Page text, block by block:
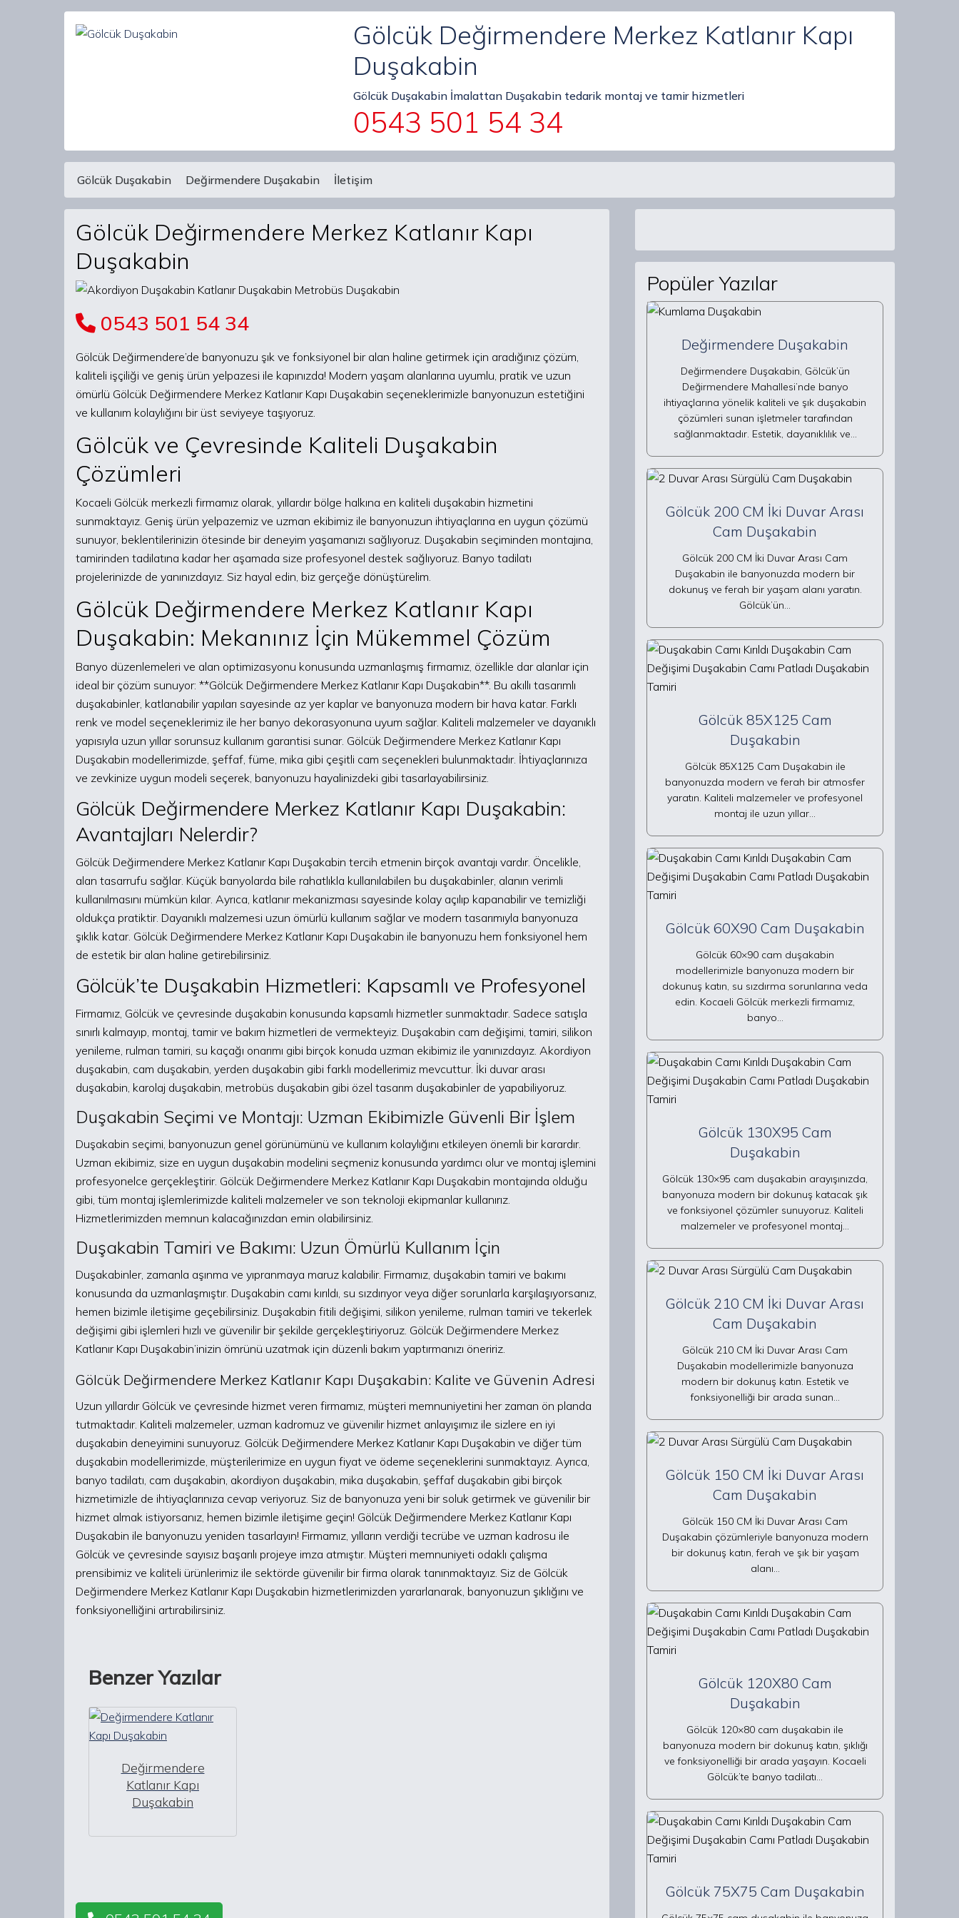
Gölcük Değirmendere Merkez Katlanır Kapı
Duşakabin
Gölcük Duşakabin İmalattan Duşakabin tedarik montaj ve tamir hizmetleri
0543 501 54 34
Main Navigation
Gölcük Duşakabin Değirmendere Duşakabin İletişim
Gölcük Değirmendere Merkez Katlanır Kapı
Duşakabin
0543 501 54 34
Gölcük Değirmendere’de banyonuzu şık ve fonksiyonel bir alan haline getirmek için aradığınız çözüm,
kaliteli işçiliği ve geniş ürün yelpazesi ile kapınızda! Modern yaşam alanlarına uyumlu, pratik ve uzun
ömürlü Gölcük Değirmendere Merkez Katlanır Kapı Duşakabin seçeneklerimizle banyonuzun estetiğini
ve kullanım kolaylığını bir üst seviyeye taşıyoruz.
Gölcük ve Çevresinde Kaliteli Duşakabin
Çözümleri
Kocaeli Gölcük merkezli firmamız olarak, yıllardır bölge halkına en kaliteli duşakabin hizmetini
sunmaktayız. Geniş ürün yelpazemiz ve uzman ekibimiz ile banyonuzun ihtiyaçlarına en uygun çözümü
sunuyor, beklentilerinizin ötesinde bir deneyim yaşamanızı sağlıyoruz. Duşakabin seçiminden montajına,
tamirinden tadilatına kadar her aşamada size profesyonel destek sağlıyoruz. Banyo tadilatı
projelerinizde de yanınızdayız. Siz hayal edin, biz gerçeğe dönüştürelim.
Gölcük Değirmendere Merkez Katlanır Kapı
Duşakabin: Mekanınız İçin Mükemmel Çözüm
Banyo düzenlemeleri ve alan optimizasyonu konusunda uzmanlaşmış firmamız, özellikle dar alanlar için
ideal bir çözüm sunuyor: **Gölcük Değirmendere Merkez Katlanır Kapı Duşakabin**. Bu akıllı tasarımlı
duşakabinler, katlanabilir yapıları sayesinde az yer kaplar ve banyonuza modern bir hava katar. Farklı
renk ve model seçeneklerimiz ile her banyo dekorasyonuna uyum sağlar. Kaliteli malzemeler ve dayanıklı
yapısıyla uzun yıllar sorunsuz kullanım garantisi sunar. Gölcük Değirmendere Merkez Katlanır Kapı
Duşakabin modellerimizde, şeffaf, füme, mika gibi çeşitli cam seçenekleri bulunmaktadır. İhtiyaçlarınıza
ve zevkinize uygun modeli seçerek, banyonuzu hayalinizdeki gibi tasarlayabilirsiniz.
Gölcük Değirmendere Merkez Katlanır Kapı Duşakabin:
Avantajları Nelerdir?
Gölcük Değirmendere Merkez Katlanır Kapı Duşakabin tercih etmenin birçok avantajı vardır. Öncelikle,
alan tasarrufu sağlar. Küçük banyolarda bile rahatlıkla kullanılabilen bu duşakabinler, alanın verimli
kullanılmasını mümkün kılar. Ayrıca, katlanır mekanizması sayesinde kolay açılıp kapanabilir ve temizliği
oldukça pratiktir. Dayanıklı malzemesi uzun ömürlü kullanım sağlar ve modern tasarımıyla banyonuza
şıklık katar. Gölcük Değirmendere Merkez Katlanır Kapı Duşakabin ile banyonuzu hem fonksiyonel hem
de estetik bir alan haline getirebilirsiniz.
Gölcük’te Duşakabin Hizmetleri: Kapsamlı ve Profesyonel
Firmamız, Gölcük ve çevresinde duşakabin konusunda kapsamlı hizmetler sunmaktadır. Sadece satışla
sınırlı kalmayıp, montaj, tamir ve bakım hizmetleri de vermekteyiz. Duşakabin cam değişimi, tamiri, silikon
yenileme, rulman tamiri, su kaçağı onarımı gibi birçok konuda uzman ekibimiz ile yanınızdayız. Akordiyon
duşakabin, cam duşakabin, yerden duşakabin gibi farklı modellerimiz mevcuttur. İki duvar arası
duşakabin, karolaj duşakabin, metrobüs duşakabin gibi özel tasarım duşakabinler de yapabiliyoruz.
Duşakabin Seçimi ve Montajı: Uzman Ekibimizle Güvenli Bir İşlem
Duşakabin seçimi, banyonuzun genel görünümünü ve kullanım kolaylığını etkileyen önemli bir karardır.
Uzman ekibimiz, size en uygun duşakabin modelini seçmeniz konusunda yardımcı olur ve montaj işlemini
profesyonelce gerçekleştirir. Gölcük Değirmendere Merkez Katlanır Kapı Duşakabin montajında olduğu
gibi, tüm montaj işlemlerimizde kaliteli malzemeler ve son teknoloji ekipmanlar kullanırız.
Hizmetlerimizden memnun kalacağınızdan emin olabilirsiniz.
Duşakabin Tamiri ve Bakımı: Uzun Ömürlü Kullanım İçin
Duşakabinler, zamanla aşınma ve yıpranmaya maruz kalabilir. Firmamız, duşakabin tamiri ve bakımı
konusunda da uzmanlaşmıştır. Duşakabin camı kırıldı, su sızdırıyor veya diğer sorunlarla karşılaşıyorsanız,
hemen bizimle iletişime geçebilirsiniz. Duşakabin fitili değişimi, silikon yenileme, rulman tamiri ve tekerlek
değişimi gibi işlemleri hızlı ve güvenilir bir şekilde gerçekleştiriyoruz. Gölcük Değirmendere Merkez
Katlanır Kapı Duşakabin’inizin ömrünü uzatmak için düzenli bakım yaptırmanızı öneririz.
Gölcük Değirmendere Merkez Katlanır Kapı Duşakabin: Kalite ve Güvenin Adresi
Uzun yıllardır Gölcük ve çevresinde hizmet veren firmamız, müşteri memnuniyetini her zaman ön planda
tutmaktadır. Kaliteli malzemeler, uzman kadromuz ve güvenilir hizmet anlayışımız ile sizlere en iyi
duşakabin deneyimini sunuyoruz. Gölcük Değirmendere Merkez Katlanır Kapı Duşakabin ve diğer tüm
duşakabin modellerimizde, müşterilerimize en uygun fiyat ve ödeme seçeneklerini sunmaktayız. Ayrıca,
banyo tadilatı, cam duşakabin, akordiyon duşakabin, mika duşakabin, şeffaf duşakabin gibi birçok
hizmetimizle de ihtiyaçlarınıza cevap veriyoruz. Siz de banyonuza yeni bir soluk getirmek ve güvenilir bir
hizmet almak istiyorsanız, hemen bizimle iletişime geçin! Gölcük Değirmendere Merkez Katlanır Kapı
Duşakabin ile banyonuzu yeniden tasarlayın! Firmamız, yılların verdiği tecrübe ve uzman kadrosu ile
Gölcük ve çevresinde sayısız başarılı projeye imza atmıştır. Müşteri memnuniyeti odaklı çalışma
prensibimiz ve kaliteli ürünlerimiz ile sektörde güvenilir bir firma olarak tanınmaktayız. Siz de Gölcük
Değirmendere Merkez Katlanır Kapı Duşakabin hizmetlerimizden yararlanarak, banyonuzun şıklığını ve
fonksiyonelliğini artırabilirsiniz.
Benzer Yazılar
Değirmendere
Katlanır Kapı
Duşakabin
Popüler Yazılar
Değirmendere Duşakabin
Değirmendere Duşakabin, Gölcük’ün
Değirmendere Mahallesi’nde banyo
ihtiyaçlarına yönelik kaliteli ve şık duşakabin
çözümleri sunan işletmeler tarafından
sağlanmaktadır. Estetik, dayanıklılık ve…
Gölcük 200 CM İki Duvar Arası
Cam Duşakabin
Gölcük 200 CM İki Duvar Arası Cam
Duşakabin ile banyonuzda modern bir
dokunuş ve ferah bir yaşam alanı yaratın.
Gölcük’ün…
Gölcük 85X125 Cam
Duşakabin
Gölcük 85X125 Cam Duşakabin ile
banyonuzda modern ve ferah bir atmosfer
yaratın. Kaliteli malzemeler ve profesyonel
montaj ile uzun yıllar…
Gölcük 60X90 Cam Duşakabin
Gölcük 60×90 cam duşakabin
modellerimizle banyonuza modern bir
dokunuş katın, su sızdırma sorunlarına veda
edin. Kocaeli Gölcük merkezli firmamız,
banyo…
Gölcük 130X95 Cam
Duşakabin
Gölcük 130×95 cam duşakabin arayışınızda,
banyonuza modern bir dokunuş katacak şık
ve fonksiyonel çözümler sunuyoruz. Kaliteli
malzemeler ve profesyonel montaj…
Gölcük 210 CM İki Duvar Arası
Cam Duşakabin
Gölcük 210 CM İki Duvar Arası Cam
Duşakabin modellerimizle banyonuza
modern bir dokunuş katın. Estetik ve
fonksiyonelliği bir arada sunan…
Gölcük 150 CM İki Duvar Arası
Cam Duşakabin
Gölcük 150 CM İki Duvar Arası Cam
Duşakabin çözümleriyle banyonuza modern
bir dokunuş katın, ferah ve şık bir yaşam
alanı…
Gölcük 120X80 Cam
Duşakabin
Gölcük 120×80 cam duşakabin ile
banyonuza modern bir dokunuş katın, şıklığı
ve fonksiyonelliği bir arada yaşayın. Kocaeli
Gölcük’te banyo tadilatı…
Gölcük 75X75 Cam Duşakabin